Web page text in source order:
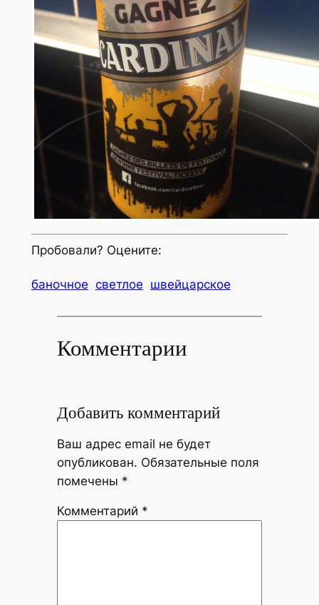
Пробовали? Оцените:
баночное светлое швейцарское
Комментарии
Добавить комментарий
Ваш адрес email не будет
опубликован. Обязательные поля
помечены *
Комментарий *